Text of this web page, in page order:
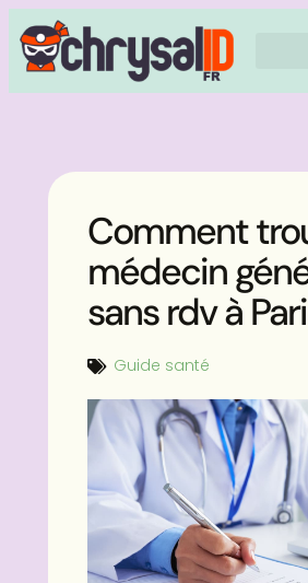
Comment
médecin
sans rdv à
Guide santé